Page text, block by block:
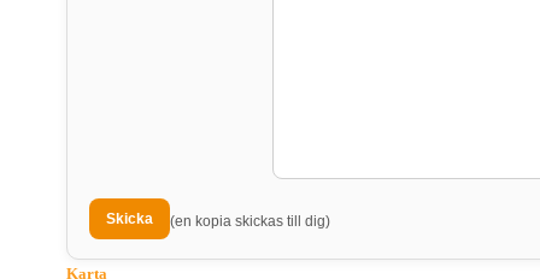
(en kopia skickas till dig)
Karta